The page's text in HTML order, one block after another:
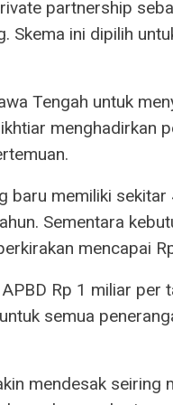
partnership
Skema ini dipilih
Tengah untuk
menghadirkan
baru memiliki
Sementara
mencapai
Rp 1 miliar per
semua
mendesak seiring